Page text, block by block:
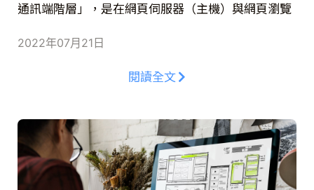
通訊端階層」，是在網頁伺服器（主機）與網頁瀏覽
來保護線上交易或是顧客資訊的安全。SSL憑證主要
會影響到Google SEO的排名，SSL憑證是如何運作及
2022年07月21日
閱讀全文